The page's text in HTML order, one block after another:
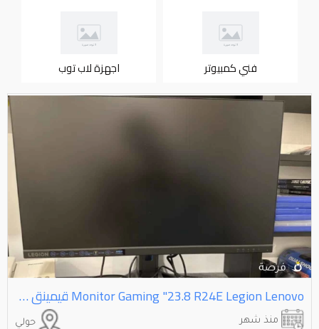
فني كمبيوتر اجهزة لاب توب
Lenovo⁩⁩ ⁦⁦Legion⁩⁩ ⁦⁦R24E⁩⁩ ⁦⁦23.8⁩⁩" ⁦⁦Gaming⁩⁩ ⁦⁦Monitor⁩⁩ قيمينق مونيتر لنوفو ليجن ⁦⁦23.8⁩⁩ انج
حولي منذ شهر